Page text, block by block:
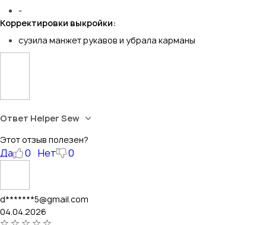
-
Корректировки выкройки:
сузила манжет рукавов и убрала карманы
Ответ Helper Sew
Этот отзыв полезен?
Да 0 Нет 0
d*******5@gmail.com
04.04.2026